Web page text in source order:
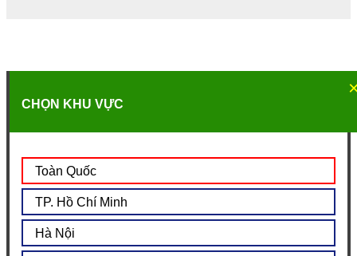
CHỌN KHU VỰC
Toàn Quốc
TP. Hồ Chí Minh
Hà Nội